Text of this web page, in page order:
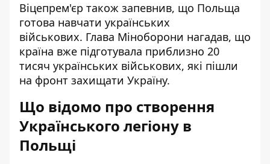
Віцепрем'єр також запевнив, що Польща
готова навчати українських
військових. Глава Міноборони нагадав, що
країна вже підготувала приблизно 20
тисяч українських військових, які пішли
на фронт захищати Україну.
Що відомо про створення
Українського легіону в
Польщі